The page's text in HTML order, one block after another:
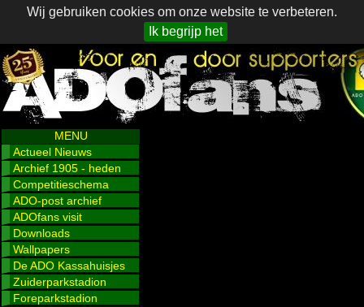
Wij gebruiken cookies om onze website te verbeteren.
Ik begrijp het
MENU
Actueel Nieuws
Archief 1905 - heden
Competitieschema
ADO-post archief
ADOfans visit
Downloads
Wallpapers
De ADO Kassahuisjes
Zuiderparkstadion
Foreparkstadion